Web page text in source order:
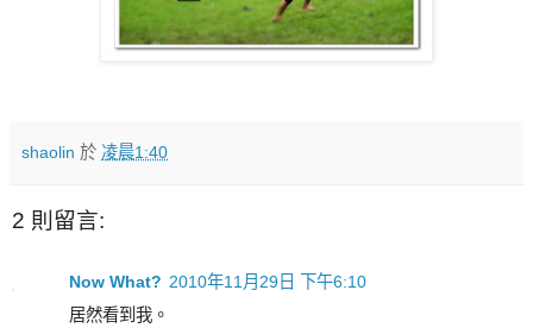
shaolin 於 凌晨1:40
2 則留言:
Now What? 2010年11月29日 下午6:10
居然看到我。